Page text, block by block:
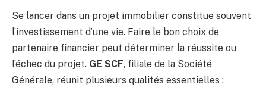
Se lancer dans un projet immobilier constitue souvent
l’investissement d’une vie. Faire le bon choix de
partenaire financier peut déterminer la réussite ou
l’échec du projet. GE SCF, filiale de la Société
Générale, réunit plusieurs qualités essentielles :